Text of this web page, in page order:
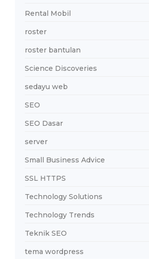
Rental Mobil
roster
roster bantulan
Science Discoveries
sedayu web
SEO
SEO Dasar
server
Small Business Advice
SSL HTTPS
Technology Solutions
Technology Trends
Teknik SEO
tema wordpress